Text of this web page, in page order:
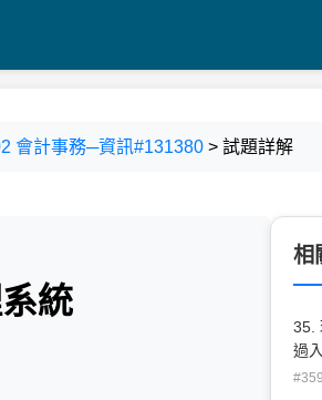
會計事務─資訊#131380 > 試題詳解
統
相
35.
過
(A)